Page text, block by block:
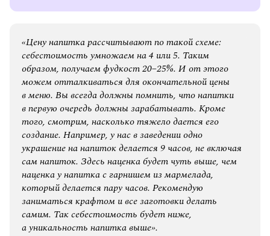
«Цену напитка рассчитывают по такой схеме:
себестоимость умножаем на 4 или 5. Таким
образом, получаем фудкост 20−25%. И от этого
можем отталкиваться для окончательной цены
в меню. Вы всегда должны помнить, что напитки
в первую очередь должны зарабатывать. Кроме
того, смотрим, насколько тяжело дается его
создание. Например, у нас в заведении одно
украшение на напиток делается 9 часов, не включая
сам напиток. Здесь наценка будет чуть выше, чем
наценка у напитка с гарнишем из мармелада,
который делается пару часов. Рекомендую
заниматься крафтом и все заготовки делать
самим. Так себестоимость будет ниже,
а уникальность напитка выше».